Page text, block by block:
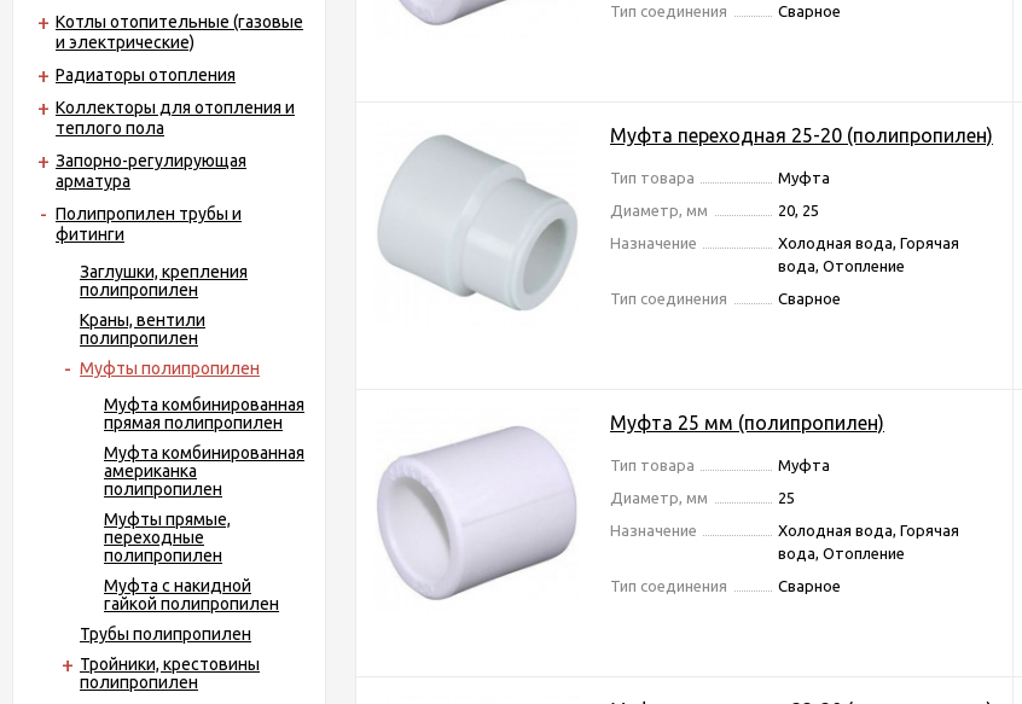
Котлы отопительные (газовые
и электрические)
Радиаторы отопления
Коллекторы для отопления и
теплого пола
Запорно-регулирующая
арматура
Полипропилен трубы и
фитинги
Заглушки, крепления
полипропилен
Краны, вентили
полипропилен
Муфты полипропилен
Муфта комбинированная
прямая полипропилен
Муфта комбинированная
американка
полипропилен
Муфты прямые,
переходные
полипропилен
Муфта с накидной
гайкой полипропилен
Трубы полипропилен
Тройники, крестовины
полипропилен
Тип соединения
Сварное
Муфта переходная 25-20 (полипропилен)
Тип товара
Муфта
Диаметр, мм
20, 25
Назначение
Холодная вода, Горячая
вода, Отопление
Тип соединения
Сварное
Муфта 25 мм (полипропилен)
Тип товара
Муфта
Диаметр, мм
25
Назначение
Холодная вода, Горячая
вода, Отопление
Тип соединения
Сварное